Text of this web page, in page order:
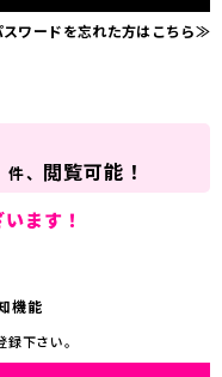
スワードを忘れた方はこちら≫
件、 閲覧可能！
ます！
機能
下さい。